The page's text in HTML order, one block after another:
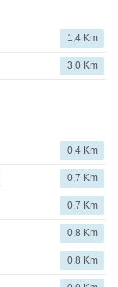
1,4 Km
3,0 Km
0,4 Km
0,7 Km
0,7 Km
0,8 Km
0,8 Km